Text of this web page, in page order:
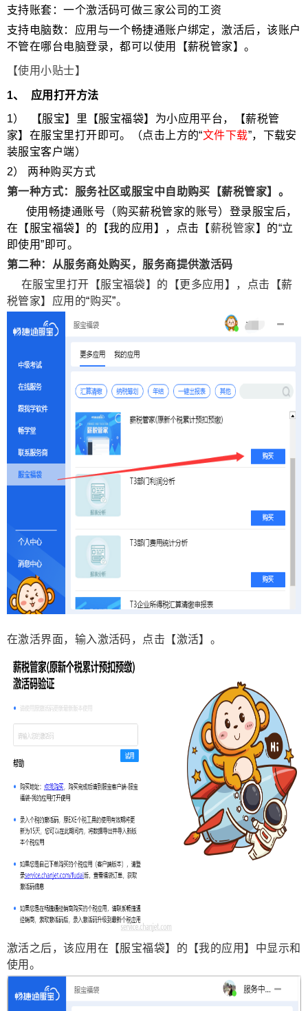
支持账套：一个激活码可做三家公司的工资
支持电脑数：应用与一个畅捷通账户绑定，激活后，该账户
不管在哪台电脑登录，都可以使用【薪税管家】。
【使用小贴士】
1、
应用打开方法
1）
【服宝】里【服宝福袋】为小应用平台，【薪税管
家】在服宝里打开即可。（点击上方的“文件下载”，下载安
装服宝客户端）
2）
两种购买方式
第一种方式：服务社区或服宝中自助购买【薪税管家】。
使用畅捷通账号（购买薪税管家的账号）登录服宝后，
在【服宝福袋】的【我的应用】，点击【薪税管家】的“立
即使用”即可。
第二种：从服务商处购买，服务商提供激活码
在服宝里打开【服宝福袋】的【更多应用】，点击【薪
税管家】应用的“购买”。
在激活界面，输入激活码，点击【激活】。
激活之后，该应用在【服宝福袋】的【我的应用】中显示和
使用。